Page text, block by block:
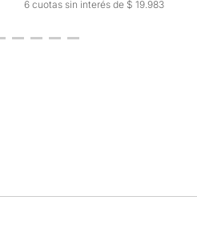
6 cuotas sin interés de $ 19.983